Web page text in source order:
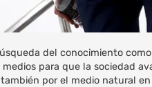
del conocimiento
para que la sociedad
por el medio natural